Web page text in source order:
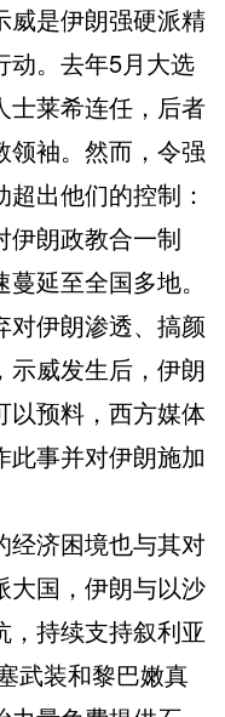
威是伊朗强硬派精
动。去年5月大选
士莱希连任，后者
领袖。然而，令强
出他们的控制：
伊朗政教合一制
延至全国多地。
伊朗渗透、搞颜
示威发生后，伊朗
以预料，西方媒体
事并对伊朗施加
济困境也与其对
大国，伊朗与以沙
持续支持叙利亚
武装和黎巴嫩真